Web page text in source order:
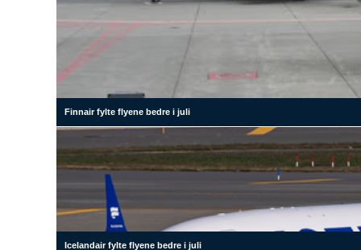
Finnair fylte flyene bedre i juli
Icelandair fylte flyene bedre i juli